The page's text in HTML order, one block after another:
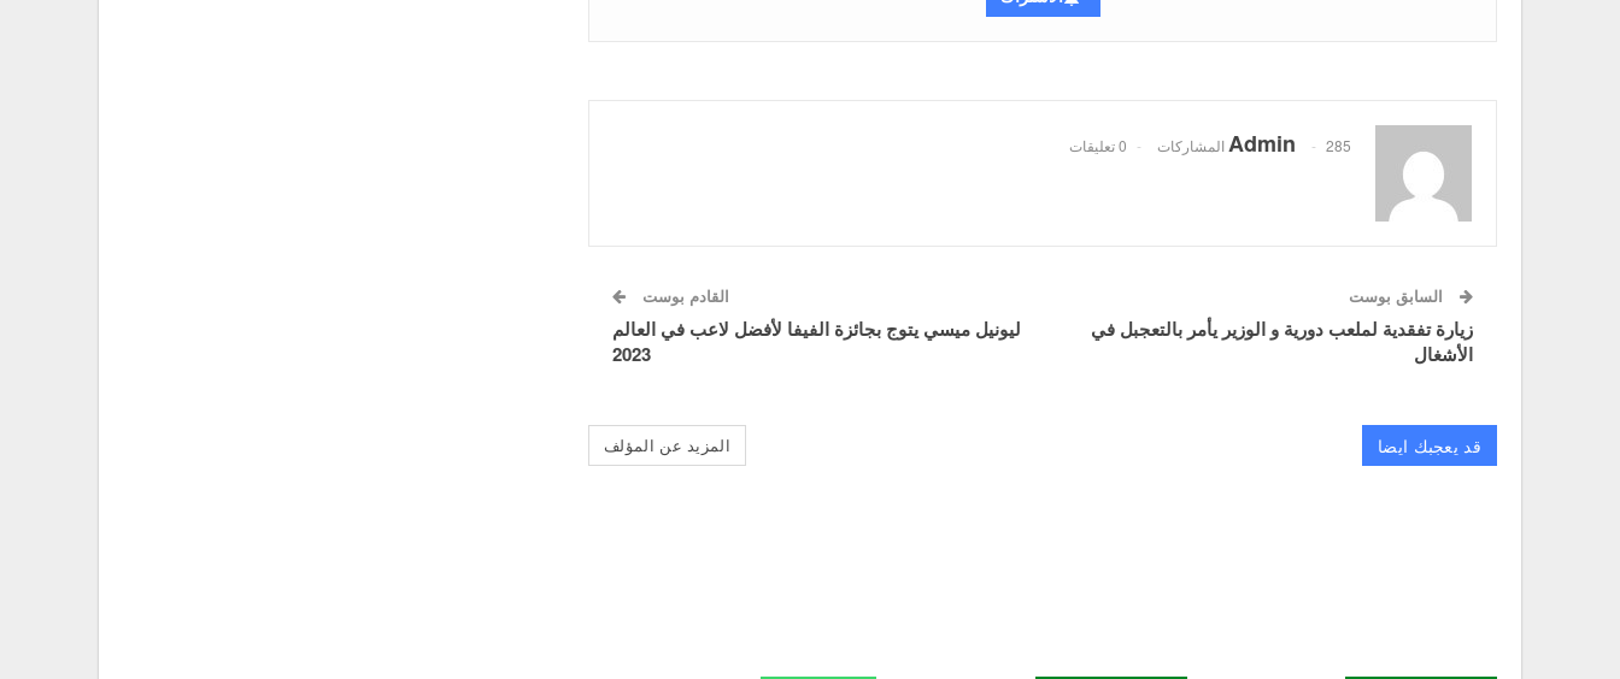
Admin 285 المشاركات 0 تعليقات
السابق بوست
زيارة تفقدية لملعب دورية و الوزير يأمر بالتعجبل في
الأشغال
القادم بوست
ليونيل ميسي يتوج بجائزة الفيفا لأفضل لاعب في العالم
2023
قد يعجبك ايضا المزيد عن المؤلف